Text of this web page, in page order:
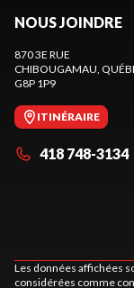
NOUS JOINDRE
870 3E RUE
CHIBOUGAMAU,
G8P 1P9
ITINÉRAIRE
418 748-3134
Les données affichées
considérées comme